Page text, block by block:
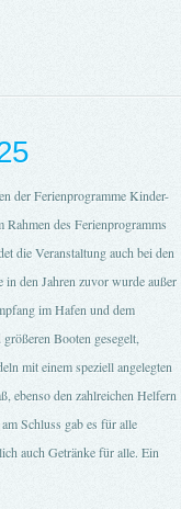
der Ferienprogramme Kinder-
des Ferienprogramms
die Veranstaltung auch bei den
den Jahren zuvor wurde außer
im Hafen und dem
Booten gesegelt,
mit einem speziell angelegten
ebenso den zahlreichen Helfern
Schluss gab es für alle
auch Getränke für alle. Ein